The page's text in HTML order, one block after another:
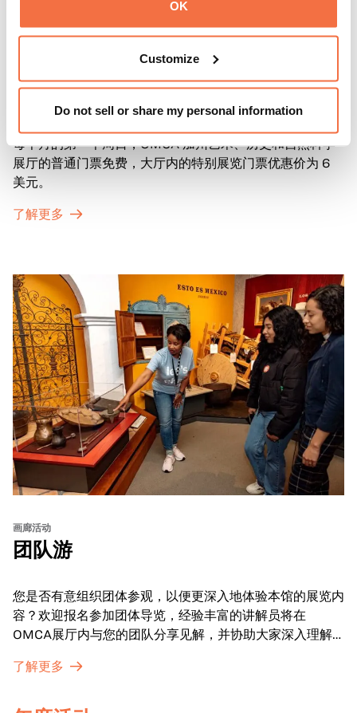
OK
Customize
Do not sell or share my personal information
第一主日
每个月的第一个周日，OMCA 加州艺术、历史和自然科学
展厅的普通门票免费，大厅内的特别展览门票优惠价为 6
美元。
了解更多
画廊活动
团队游
您是否有意组织团体参观，以便更深入地体验本馆的展览内
容？欢迎报名参加团体导览，经验丰富的讲解员将在
OMCA展厅内与您的团队分享见解，并协助大家深入理解
了解更多